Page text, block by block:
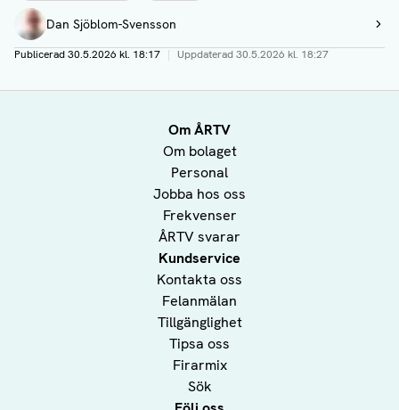
Författare
Dan Sjöblom-Svensson
Visa profil
Publicerad30.5.2026 kl. 18:17 | Uppdaterad30.5.2026 kl. 18:27
Om ÅRTV
Om bolaget
Personal
Jobba hos oss
Frekvenser
ÅRTV svarar
Kundservice
Kontakta oss
Felanmälan
Tillgänglighet
Tipsa oss
Firarmix
Sök